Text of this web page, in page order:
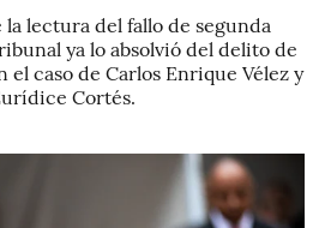
lectura del fallo de segunda
ya lo absolvió del delito de
el caso de Carlos Enrique Vélez y
Cortés.